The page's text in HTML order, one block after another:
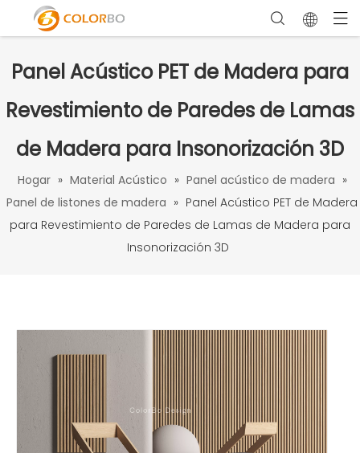
Panel Acústico PET de Madera para
Revestimiento de Paredes de Lamas
de Madera para Insonorización 3D
Hogar » Material Acústico » Panel acústico de madera »
Panel de listones de madera » Panel Acústico PET de Madera
para Revestimiento de Paredes de Lamas de Madera para
Insonorización 3D